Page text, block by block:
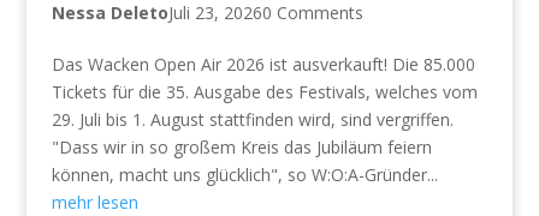
Nessa DeletoJuli 23, 20260 Comments
Das Wacken Open Air 2026 ist ausverkauft! Die 85.000
Tickets für die 35. Ausgabe des Festivals, welches vom
29. Juli bis 1. August stattfinden wird, sind vergriffen.
"Dass wir in so großem Kreis das Jubiläum feiern
können, macht uns glücklich", so W:O:A-Gründer...
mehr lesen